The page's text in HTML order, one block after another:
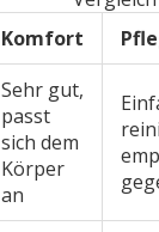
Komfort
Sehr gut,
passt
sich dem
Körper
an